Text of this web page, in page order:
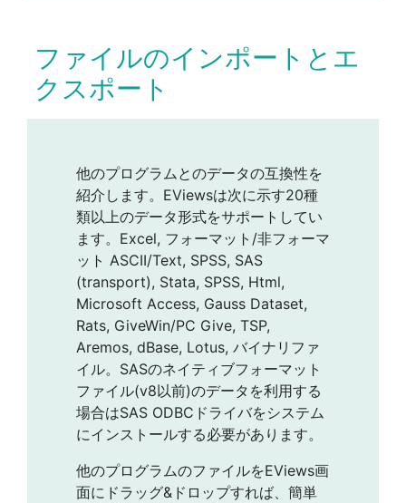
ファイルのインポートとエ
クスポート
他のプログラムとのデータの互換性を
紹介します。EViewsは次に示す20種
類以上のデータ形式をサポートしてい
ます。Excel, フォーマット/非フォーマ
ット ASCII/Text, SPSS, SAS
(transport), Stata, SPSS, Html,
Microsoft Access, Gauss Dataset,
Rats, GiveWin/PC Give, TSP,
Aremos, dBase, Lotus, バイナリファ
イル。SASのネイティブフォーマット
ファイル(v8以前)のデータを利用する
場合はSAS ODBCドライバをシステム
にインストールする必要があります。
他のプログラムのファイルをEViews画
面にドラッグ&ドロップすれば、簡単